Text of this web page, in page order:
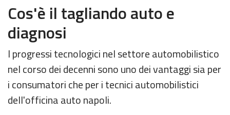
Cos'è il tagliando auto e
diagnosi
I progressi tecnologici nel settore automobilistico
nel corso dei decenni sono uno dei vantaggi sia per
i consumatori che per i tecnici automobilistici
dell'officina auto napoli.